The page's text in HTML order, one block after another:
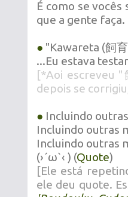
É como se
que a gente
● "Kawareta (飼
...Eu estava
[*Aoi escreveu
depois se
● Incluindo
Incluindo outras
Incluindo outras
(›´ω`‹ ) (Quote)
[Ele está
ele deu quote.